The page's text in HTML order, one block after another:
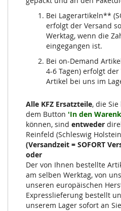
Bei Lagerartikeln**
erfolgt der Versand
Werktag, wenn die
eingegangen ist.
Bei on-Demand
4-6 Tagen) erfolgt
Artikel bei uns im
Alle KFZ Ersatzteile, die
dem Button 'In den
können, sind entweder
Reinfeld (Schleswig
(Versandzeit = SOFORT
oder
Der von Ihnen bestellte
am selben Werktag, von
unseren europäischen
Expresslieferung bestellt
unserem Lager sofort an